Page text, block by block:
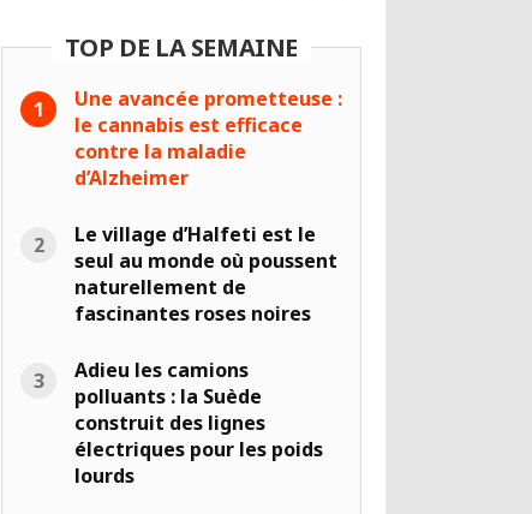
TOP DE LA SEMAINE
Une avancée prometteuse :
le cannabis est efficace
contre la maladie
d’Alzheimer
Le village d’Halfeti est le
seul au monde où poussent
naturellement de
fascinantes roses noires
Adieu les camions
polluants : la Suède
construit des lignes
électriques pour les poids
lourds